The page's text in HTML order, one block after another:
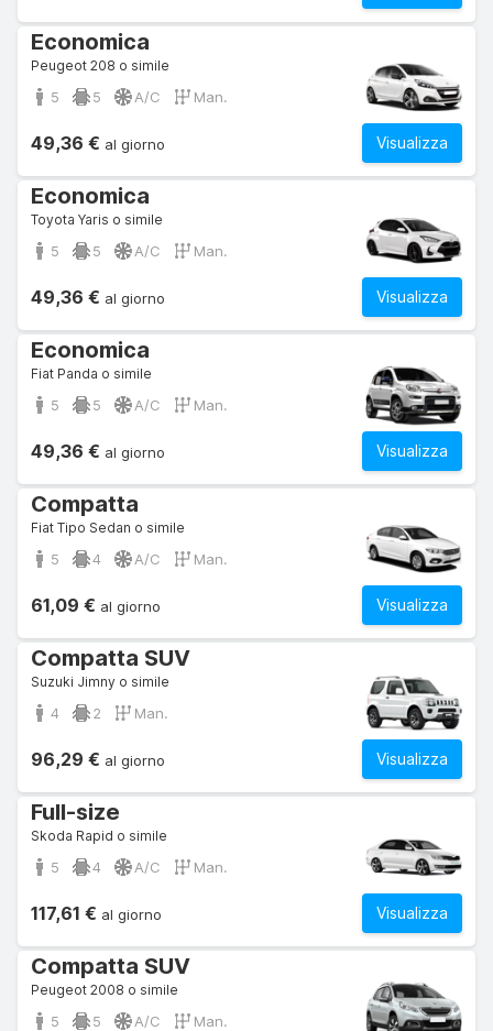
Economica
Peugeot 208 o simile
5 5 A/C Man.
Visualizza
49,36 € al giorno
Economica
Toyota Yaris o simile
5 5 A/C Man.
Visualizza
49,36 € al giorno
Economica
Fiat Panda o simile
5 5 A/C Man.
Visualizza
49,36 € al giorno
Compatta
Fiat Tipo Sedan o simile
5 4 A/C Man.
Visualizza
61,09 € al giorno
Compatta SUV
Suzuki Jimny o simile
4 2 Man.
Visualizza
96,29 € al giorno
Full-size
Skoda Rapid o simile
5 4 A/C Man.
Visualizza
117,61 € al giorno
Compatta SUV
Peugeot 2008 o simile
5 5 A/C Man.